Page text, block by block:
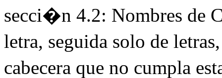
secci�n 4.2: Nombres de
letra, seguida solo de
cabecera que no cumpla